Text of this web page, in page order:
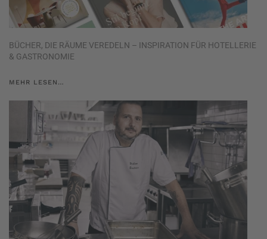
BÜCHER, DIE RÄUME VEREDELN – INSPIRATION FÜR HOTELLERIE
& GASTRONOMIE
MEHR LESEN…